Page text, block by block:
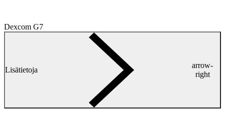
Dexcom G7
Lisätietoja
arrow-
right